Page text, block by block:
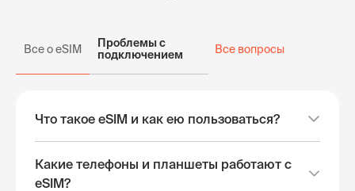
Все о eSIM
Проблемы с
подключением
Все вопросы
Что такое eSIM и как ею пользоваться?
Какие телефоны и планшеты работают с
eSIM?